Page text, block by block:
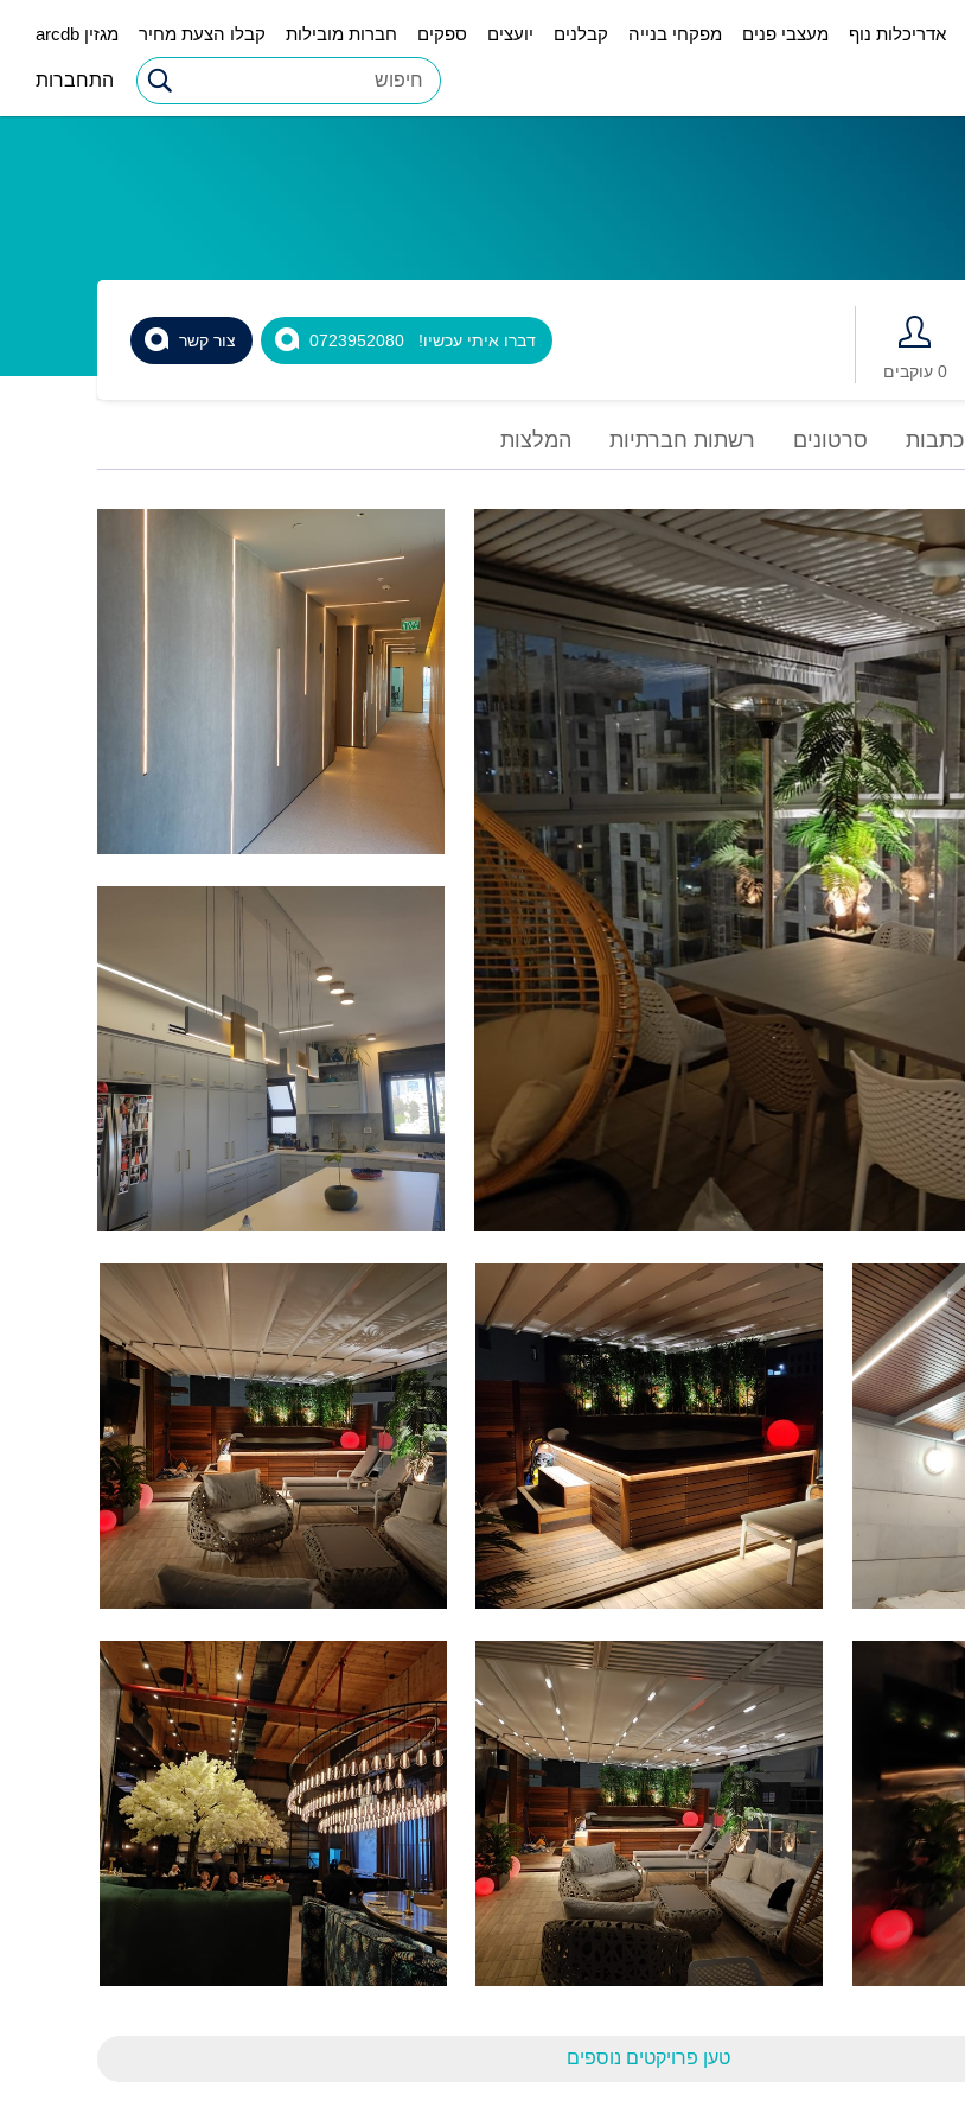
אדריכלות נוף מעצבי פנים מפקחי בנייה קבלנים יועצים ספקים חברות מובילות קבלו הצעת מחיר מגזין arcdb
התחברות
0 עוקבים
צור קשר דברו איתי עכשיו! 0723952080
כתבות סרטונים רשתות חברתיות המלצות
טען פרויקטים נוספים